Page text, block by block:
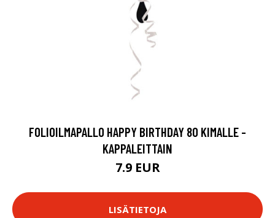
FOLIOILMAPALLO HAPPY BIRTHDAY 80 KIMALLE -
KAPPALEITTAIN
7.9 EUR
LISÄTIETOJA